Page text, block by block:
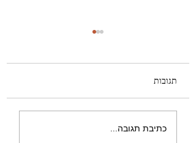
הייתי צריכה לעבור ניתוח
תגובות
כתיבת תגובה...